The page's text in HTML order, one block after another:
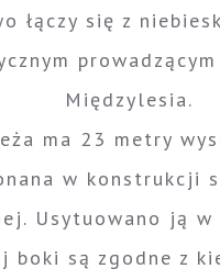
łączy się z
Międzylesia.
ma 23 metry
w konstrukcji
Usytuowano ją
boki są zgodne z